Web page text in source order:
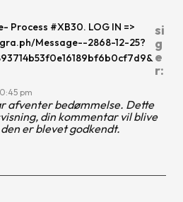
Process #XB30. LOG IN =>
Message--2868-12-25?
si
g
e
r:
pm
afventer bedømmelse. Dette
din kommentar vil blive
er blevet godkendt.